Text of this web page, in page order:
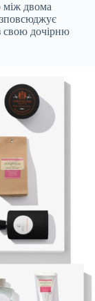
між двома
свою дочірню